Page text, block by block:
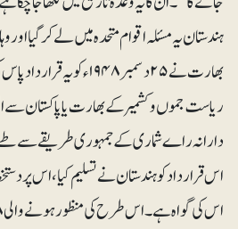
ہندستان یہ مسئلہ اقوام متحدہ میں لے کر گیا
بھارت نے ۲۵دسمبر۱۹۴۸ء کو یہ قرار داد پاس کی کہ:
ریاست جموں و کشمیر کے بھارت یا پاکستان سے
دارانہ راے شماری کے جمہوری طریقے سے طے
اس قرار داد کو ہندستان نے تسلیم کیا ، اس پر